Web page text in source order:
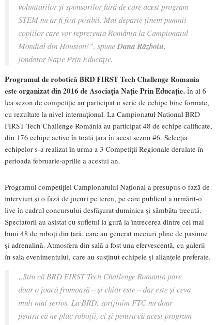
voluntarilor și sponsorilor fără de care acest program
STEM nu ar fi fost posibil. Mai departe ținem pumnii
copiilor care vor reprezenta România la Campionatul
Mondial din Houston!”, spuneDana Războiu,
fondator Nație Prin Educație.
Programul de robotică BRD FIRST Tech Challenge Romania
este organizat din 2016 de Asociația Nație Prin Educație. În al 6-
lea sezon de competiție au participat o serie de echipe bine formate,
cu rezultate la nivel internațional. La Campionatul National BRD
FIRST Tech Challenge România au participat 48 de echipe calificate,
din 176 echipe active în toată țara în acest sezon #6. Selecția
echipelor s-a realizat în urma a 3 Competiții Regionale derulate în
perioada februarie-aprilie a acestui an.
Programul competiției Campionatului Național a presupus o fază de
interviuri și o fază de jocuri pe teren, pe care publicul a urmărit-o
live în cadrul concursului desfășurat duminica și sâmbăta trecută.
Spectatorii au asistat cu sufletul la gură la întrecerea dintre cei mai
buni 48 de roboți din țară, care au generat meciuri pline de pasiune
și adrenalină. Atmosfera din sală a fost una efervescentă, cu galerii
în sala evenimentului, care au susținut echipele și alianțele preferate.
„Știu că BRD FIRST Tech Challenge Romania pare
doar o joacă frumoasă – și chiar este – dar este și ceva
mult mai serios. La BRD, sprijinim FTC nu doar
pentru că ne plac roboții, ci și pentru că acest program